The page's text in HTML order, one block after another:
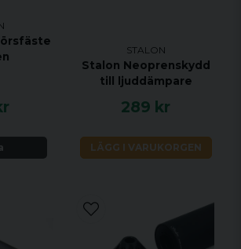
STALON
Stalon Neoprenskydd
till ljuddämpare
289 kr
LÄGG I VARUKORGEN